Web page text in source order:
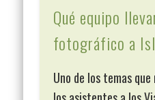
Qué equipo
fotográfico a
Uno de los temas